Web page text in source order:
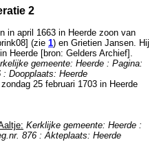
2
in april 1663 in Heerde zoon van
(zie 1) en Grietien Jansen. Hij
Heerde [bron: Gelders Archief].
gemeente: Heerde : Pagina:
Doopplaats: Heerde
25 februari 1703 in Heerde
Kerklijke gemeente: Heerde :
876 : Akteplaats: Heerde